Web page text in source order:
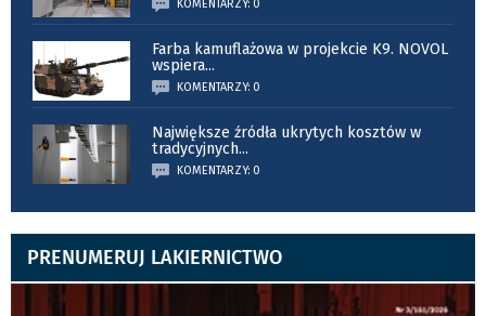
KOMENTARZY: 0
Farba kamuflażowa w projekcie K9. NOVOL
wspiera...
KOMENTARZY: 0
Największe źródła ukrytych kosztów w
tradycyjnych...
KOMENTARZY: 0
PRENUMERUJ LAKIERNICTWO